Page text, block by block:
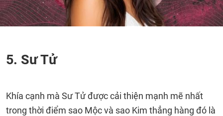
5. Sư Tử
Khía cạnh mà Sư Tử được cải thiện mạnh mẽ nhất
trong thời điểm sao Mộc và sao Kim thẳng hàng đó là